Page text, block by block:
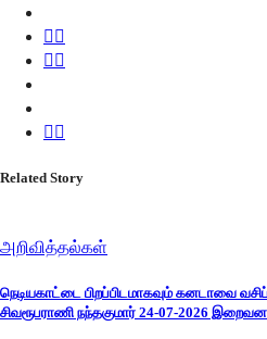
Related Story
அறிவித்தல்கள்
நெடியகாட்டை பிறப்பிடமாகவும் கனடாவை
சிவரூபராணி நந்தகுமார் 24-07-2026